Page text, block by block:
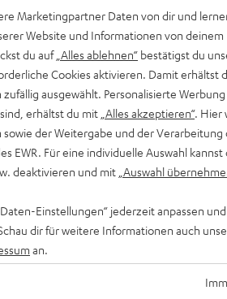
Bundle aus Stereolautsprecher-
Receiver DRA-900H und dem
Für Musikhören, TV-Sound und
Anschluss möglich an TV-Gerät,
THEATER 500: Aufwendiges 3-
Time Alignment Technologie für
Constant Directivity Concept mit
Dämpfungskammer reduziert
DENON DRA-900H: 145 Watt
weitere analoge und digitale
8K, 3D, HDCP 2.3, HDR10+,
Radio über UKW und DAB+,
Bluetooth, Amazon Music,
Pro-Ject Debut S Phono: HiFi-
Marketingpartner Daten von dir und
Website und Informationen von deinem
du auf „Alles ablehnen“ bestätigst du
Cookies aktivieren. Damit erhältst
ausgewählt. Personalisierte
erhältst du mit „Alles akzeptieren“. Hier
der Weitergabe und der Verarbeitung
EWR. Für eine individuelle Auswahl kannst
deaktivieren und mit „Auswahl
Einstellungen“ jederzeit anpassen
dir für weitere Informationen auch
an.